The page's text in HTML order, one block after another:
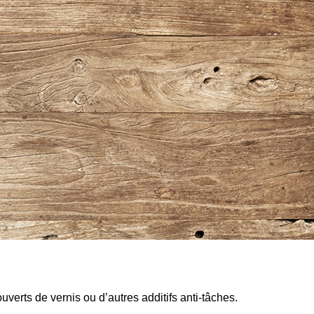
de vernis ou d’autres additifs anti-tâches.